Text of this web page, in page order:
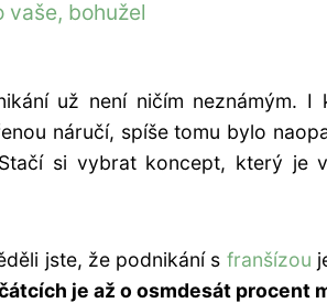
vaše, bohužel
už není ničím neznámým.
náručí, spíše tomu bylo
si vybrat koncept, který je
jste, že podnikání s franšízou
je až o osmdesát procent